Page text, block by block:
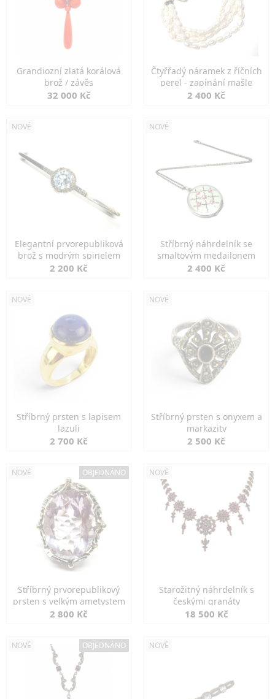
Grandiozní zlatá korálová
brož / závěs
32 000 Kč
Čtyřřadý náramek z říčních
perel - zapínání mašle
2 400 Kč
NOVÉ
Elegantní prvorepubliková
brož s modrým spinelem
2 200 Kč
NOVÉ
Stříbrný náhrdelník se
smaltovým medailonem
2 400 Kč
NOVÉ
Stříbrný prsten s lapisem
lazuli
2 700 Kč
NOVÉ
Stříbrný prsten s onyxem a
markazity
2 500 Kč
NOVÉ OBJEDNÁNO
Stříbrný prvorepublikový
prsten s velkým ametystem
2 800 Kč
NOVÉ
Starožitný náhrdelník s
českými granáty
18 500 Kč
NOVÉ OBJEDNÁNO NOVÉ